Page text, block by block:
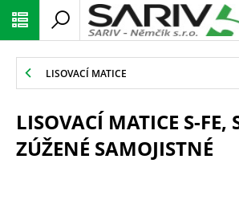
LISOVACÍ MATICE
LISOVACÍ MATICE S-FE,
ZÚŽENÉ SAMOJISTNÉ